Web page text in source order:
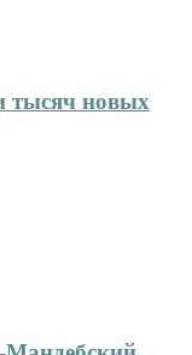
тысяч новых